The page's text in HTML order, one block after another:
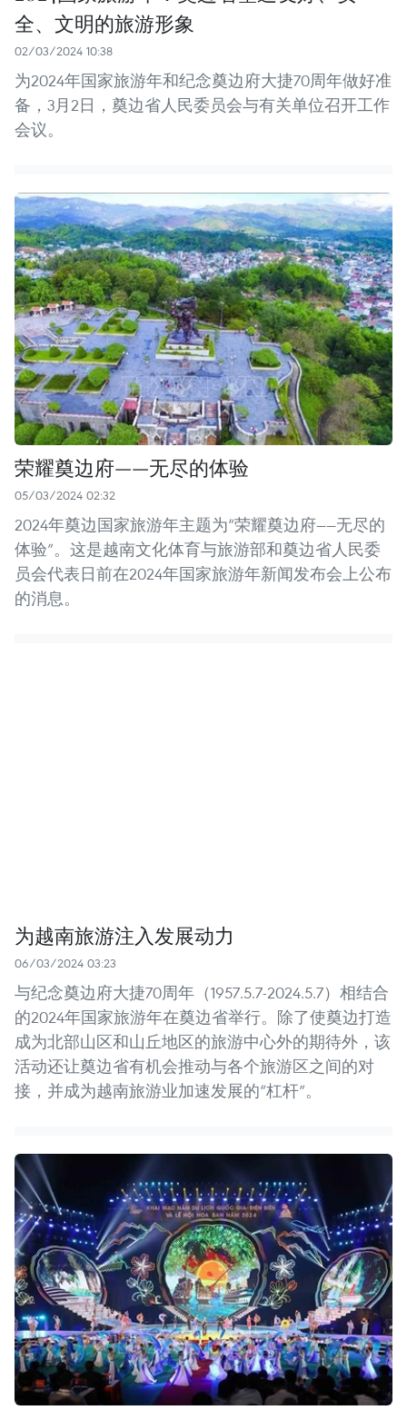
全、文明的旅游形象
02/03/2024 10:38
为2024年国家旅游年和纪念奠边府大捷70周年做好准
备，3月2日，奠边省人民委员会与有关单位召开工作
会议。
荣耀奠边府——无尽的体验
05/03/2024 02:32
2024年奠边国家旅游年主题为“荣耀奠边府——无尽的
体验”。这是越南文化体育与旅游部和奠边省人民委
员会代表日前在2024年国家旅游年新闻发布会上公布
的消息。
为越南旅游注入发展动力
06/03/2024 03:23
与纪念奠边府大捷70周年（1957.5.7-2024.5.7）相结合
的2024年国家旅游年在奠边省举行。除了使奠边打造
成为北部山区和山丘地区的旅游中心外的期待外，该
活动还让奠边省有机会推动与各个旅游区之间的对
接，并成为越南旅游业加速发展的“杠杆”。